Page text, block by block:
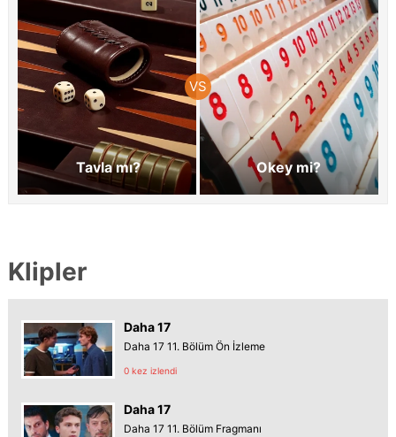
Tavla mı? Okey mi?
Klipler
Daha 17
Daha 17 11. Bölüm Ön İzleme
0 kez izlendi
Daha 17
Daha 17 11. Bölüm Fragmanı